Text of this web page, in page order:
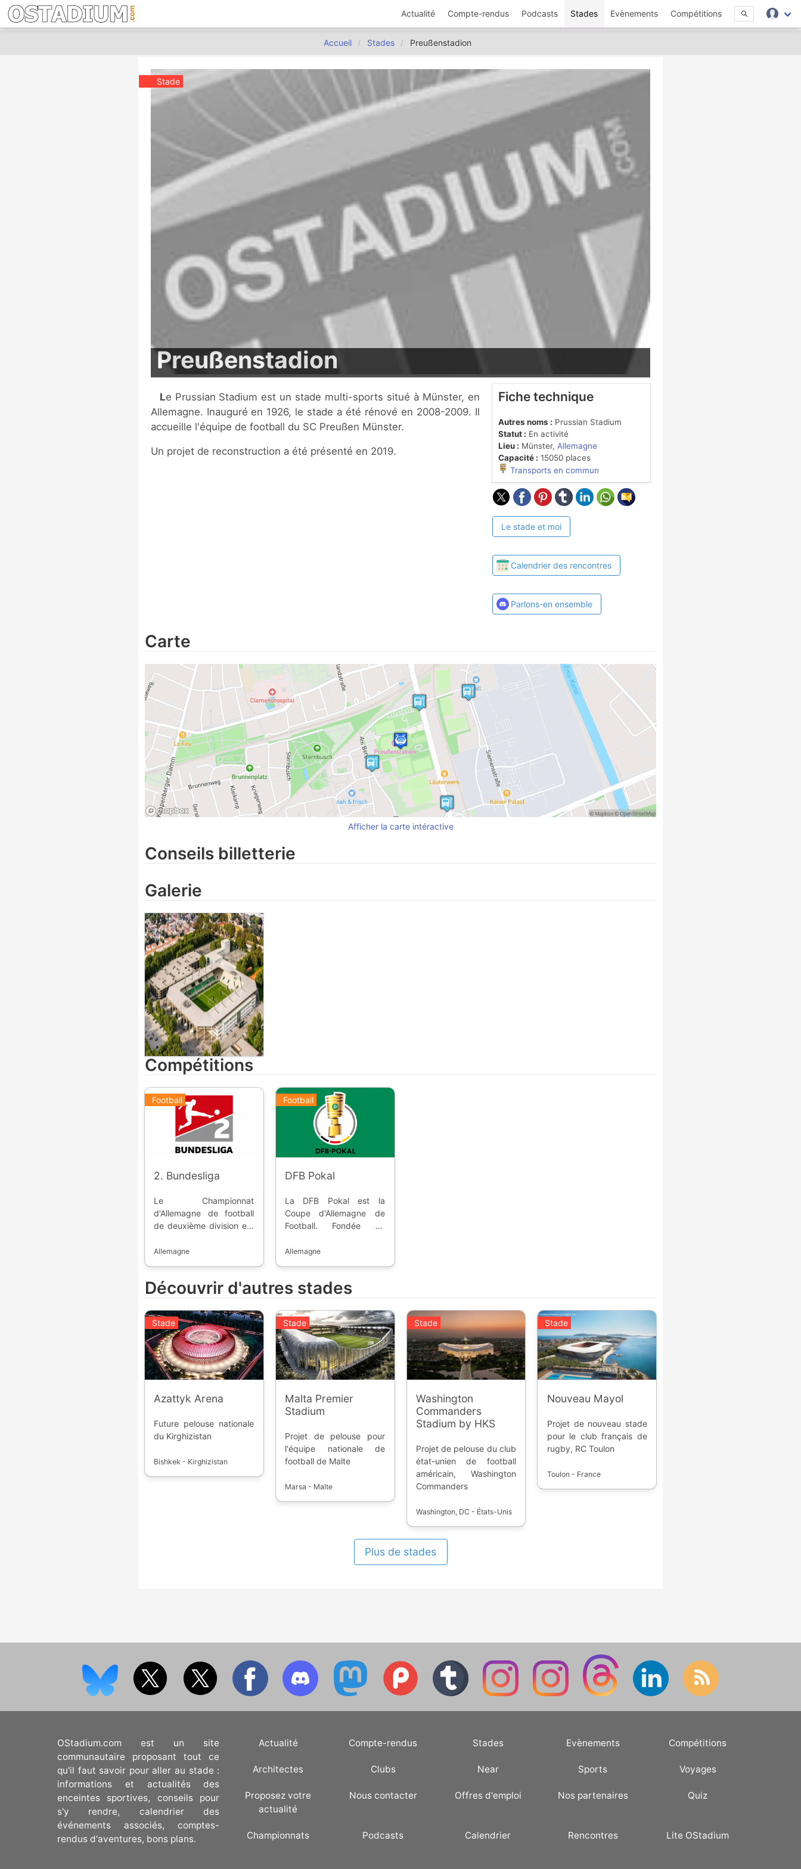
Actualité Compte-rendus Podcasts Stades Evènements Compétitions
Accueil Stades Preußenstadion
Stade
Preußenstadion
Le Prussian Stadium est un stade multi-sports situé à Münster, en
Allemagne. Inauguré en 1926, le stade a été rénové en 2008-2009. Il
accueille l'équipe de football du SC Preußen Münster.
Un projet de reconstruction a été présenté en 2019.
Fiche technique
Autres noms : Prussian Stadium
Statut : En activité
Lieu : Münster, Allemagne
Capacité : 15050 places
Transports en commun
Le stade et moi
Calendrier des rencontres
Parlons-en ensemble
Carte
Afficher la carte intéractive
Conseils billetterie
Galerie
Compétitions
Football
2. Bundesliga
Le Championnat
d'Allemagne de football
de deuxième division est
et professionnelle,
inaugurée en 1974. Les
meilleures équipes de la
saison régulière peuvent
monter en [première
division]
(https://www.ostadium.com/competition/31/bundesliga),
alors que les dernières
descendent en troisième
Allemagne
Football
DFB Pokal
La DFB Pokal est la
Coupe d'Allemagne de
Football. Fondée en
permet aux équipes de
meilleurs de 3. Liga de
s'affronter.
Allemagne
Découvrir d'autres stades
Stade
Azattyk Arena
Future pelouse nationale
du Kirghizistan
Bishkek - Kirghizistan
Stade
Malta Premier
Stadium
Projet de pelouse pour
l'équipe nationale de
football de Malte
Marsa - Malte
Stade
Washington
Commanders
Stadium by HKS
Projet de pelouse du club
état-unien de football
américain, Washington
Commanders
Washington, DC - États-Unis
Stade
Nouveau Mayol
Projet de nouveau stade
pour le club français de
rugby, RC Toulon
Toulon - France
Plus de stades
OStadium.com est un site
communautaire proposant tout ce
qu'il faut savoir pour aller au stade :
informations et actualités des
enceintes sportives, conseils pour
s'y rendre, calendrier des
événements associés, comptes-
rendus d'aventures, bons plans.
Actualité Compte-rendus Stades Evènements Compétitions
Architectes Clubs Near Sports Voyages
Proposez votre
actualité
Nous contacter Offres d'emploi Nos partenaires Quiz
Championnats Podcasts Calendrier Rencontres Lite OStadium